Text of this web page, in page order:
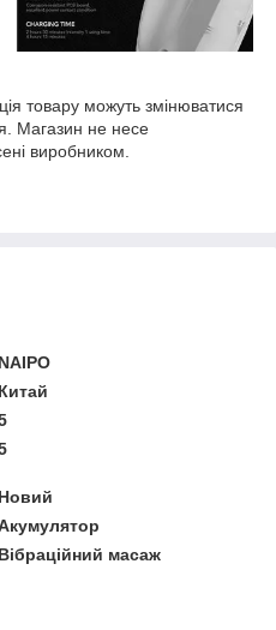
товару можуть змінюватися
Магазин не несе
виробником.
NAIPO
Китай
Новий
Вібраційний масаж